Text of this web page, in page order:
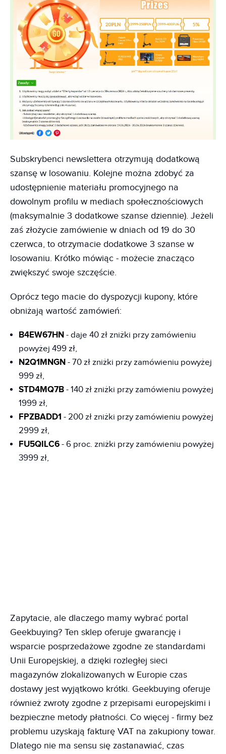
Subskrybenci newslettera otrzymują dodatkową
szansę w losowaniu. Kolejne można zdobyć za
udostępnienie materiału promocyjnego na
dowolnym profilu w mediach społecznościowych
(maksymalnie 3 dodatkowe szanse dziennie). Jeżeli
zaś złożycie zamówienie w dniach od 19 do 30
czerwca, to otrzymacie dodatkowe 3 szanse w
losowaniu. Krótko mówiąc - możecie znacząco
zwiększyć swoje szczęście.
Oprócz tego macie do dyspozycji kupony, które
obniżają wartość zamówień:
B4EW67HN - daje 40 zł zniżki przy zamówieniu
powyżej 499 zł,
N2Q1MNGN - 70 zł zniżki przy zamówieniu powyżej
999 zł,
STD4MQ7B - 140 zł zniżki przy zamówieniu powyżej
1999 zł,
FPZBADD1 - 200 zł zniżki przy zamówieniu powyżej
2999 zł,
FU5QILC6 - 6 proc. zniżki przy zamówieniu powyżej
3999 zł,
Zapytacie, ale dlaczego mamy wybrać portal
Geekbuying? Ten sklep oferuje gwarancję i
wsparcie posprzedażowe zgodne ze standardami
Unii Europejskiej, a dzięki rozległej sieci
magazynów zlokalizowanych w Europie czas
dostawy jest wyjątkowo krótki. Geekbuying oferuje
również zwroty zgodne z przepisami europejskimi i
bezpieczne metody płatności. Co więcej - firmy bez
problemu uzyskają fakturę VAT na zakupiony towar.
Dlatego nie ma sensu się zastanawiać, czas